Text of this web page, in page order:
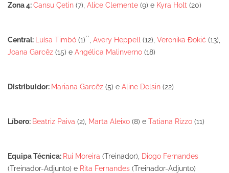
Zona 4:Cansu Çetin (7), Alice Clemente (9) e Kyra Holt (20)
Central: Luísa Timbó (1)** Avery Heppell (12), Veronika Đokić (13),
Joana Garcêz (15) e Angélica Malinverno (18)
Distribuidor: Mariana Garcêz (5) e Aline Delsin (22)
Líbero: Beatriz Paiva (2), Marta Aleixo (8) e Tatiana Rizzo (11)
Equipa Técnica: Rui Moreira (Treinador),
Diogo Fernandes
(Treinador-Adjunto) e Rita Fernandes (Treinador-Adjunto)